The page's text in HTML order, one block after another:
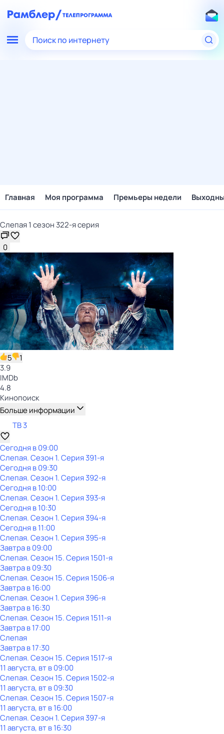
Поиск по интернету
Главная Моя программа Премьеры недели
Слепая 1 сезон 322-я серия
0
5
1
3.9
IMDb
4.8
Кинопоиск
Больше информации
ТВ 3
Сегодня в 09:00
Слепая. Сезон 1. Серия 391-я
Сегодня в 09:30
Слепая. Сезон 1. Серия 392-я
Сегодня в 10:00
Слепая. Сезон 1. Серия 393-я
Сегодня в 10:30
Слепая. Сезон 1. Серия 394-я
Сегодня в 11:00
Слепая. Сезон 1. Серия 395-я
Завтра в 09:00
Слепая. Сезон 15. Серия 1501-я
Завтра в 09:30
Слепая. Сезон 15. Серия 1506-я
Завтра в 16:00
Слепая. Сезон 1. Серия 396-я
Завтра в 16:30
Слепая. Сезон 15. Серия 1511-я
Завтра в 17:00
Слепая
Завтра в 17:30
Слепая. Сезон 15. Серия 1517-я
11 августа, вт в 09:00
Слепая. Сезон 15. Серия 1502-я
11 августа, вт в 09:30
Слепая. Сезон 15. Серия 1507-я
11 августа, вт в 16:00
Слепая. Сезон 1. Серия 397-я
11 августа, вт в 16:30